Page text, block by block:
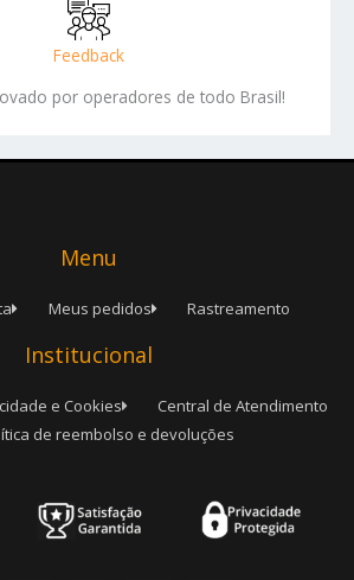
Feedback
por operadores de todo Brasil!
Menu
Meus pedidos Rastreamento
Institucional
e Cookies
Central de Atendimento
de reembolso e devoluções